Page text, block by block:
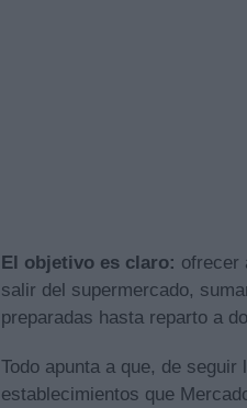
El objetivo es claro: ofrecer
salir del supermercado,
preparadas hasta reparto a
Todo apunta a que, de
establecimientos que